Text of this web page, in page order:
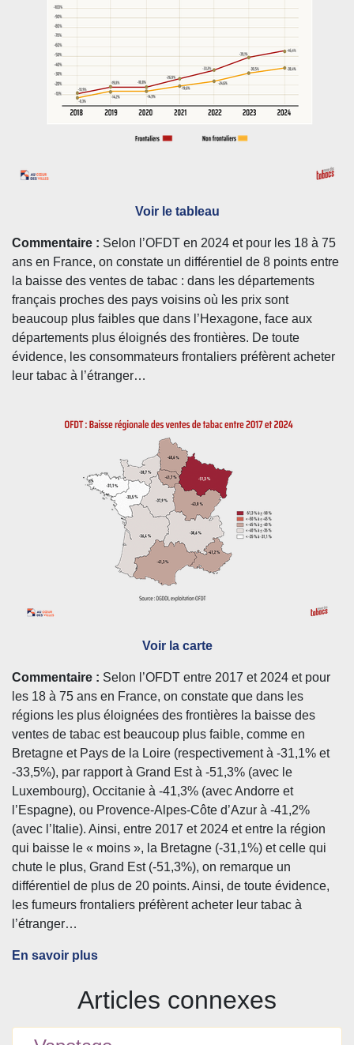
Voir le tableau
Commentaire : Selon l’OFDT en 2024 et pour les 18 à 75
ans en France, on constate un différentiel de 8 points entre
la baisse des ventes de tabac : dans les départements
français proches des pays voisins où les prix sont
beaucoup plus faibles que dans l’Hexagone, face aux
départements plus éloignés des frontières. De toute
évidence, les consommateurs frontaliers préfèrent acheter
leur tabac à l’étranger…
Voir la carte
Commentaire : Selon l’OFDT entre 2017 et 2024 et pour
les 18 à 75 ans en France, on constate que dans les
régions les plus éloignées des frontières la baisse des
ventes de tabac est beaucoup plus faible, comme en
Bretagne et Pays de la Loire (respectivement à -31,1% et
-33,5%), par rapport à Grand Est à -51,3% (avec le
Luxembourg), Occitanie à -41,3% (avec Andorre et
l’Espagne), ou Provence-Alpes-Côte d’Azur à -41,2%
(avec l’Italie). Ainsi, entre 2017 et 2024 et entre la région
qui baisse le « moins », la Bretagne (-31,1%) et celle qui
chute le plus, Grand Est (-51,3%), on remarque un
différentiel de plus de 20 points. Ainsi, de toute évidence,
les fumeurs frontaliers préfèrent acheter leur tabac à
l’étranger…
En savoir plus
Articles connexes